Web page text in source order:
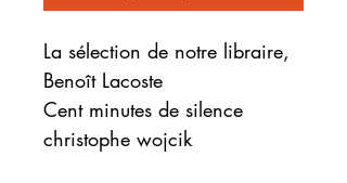
La sélection de notre libraire,
Benoît Lacoste
Cent minutes de silence
christophe wojcik